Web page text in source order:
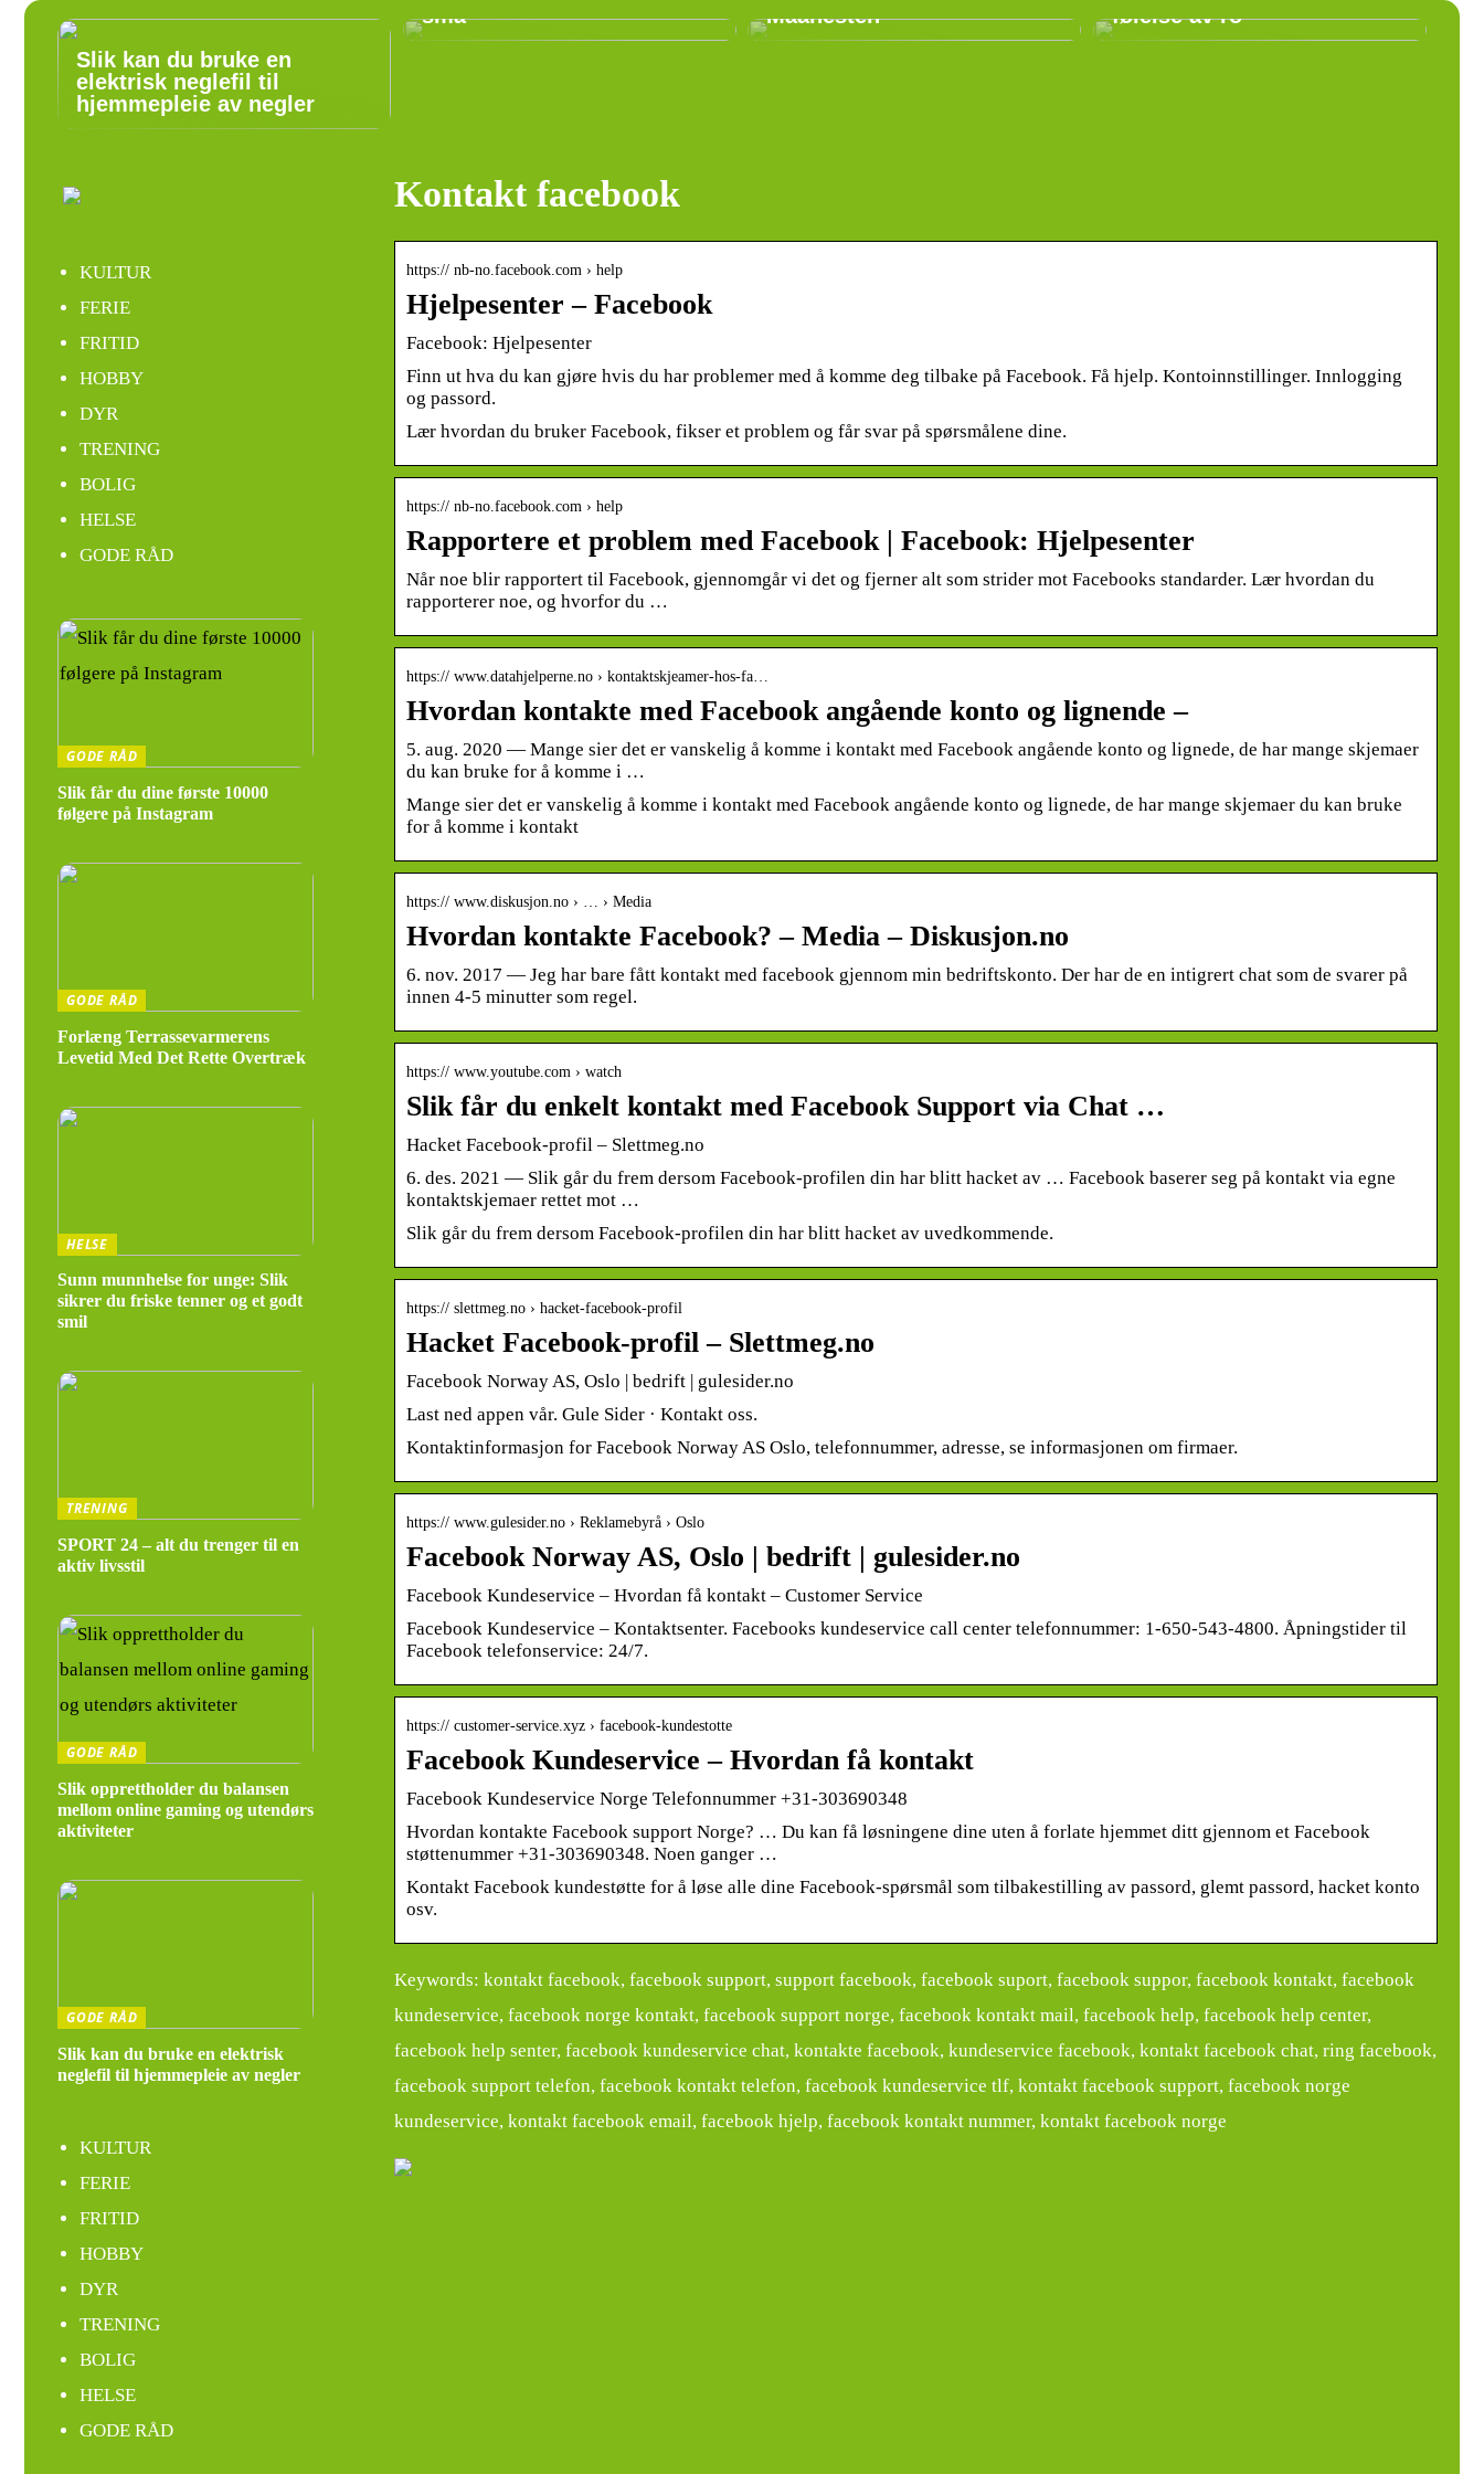
Slik kan du bruke en
elektrisk neglefil til
hjemmepleie av negler
små
Maanesten
følelse av ro
Kontakt facebook
https:// nb-no.facebook.com › help
Hjelpesenter – Facebook
Facebook: Hjelpesenter
Finn ut hva du kan gjøre hvis du har problemer med å komme deg tilbake på Facebook. Få hjelp. Kontoinnstillinger. Innlogging
og passord.
Lær hvordan du bruker Facebook, fikser et problem og får svar på spørsmålene dine.
https:// nb-no.facebook.com › help
Rapportere et problem med Facebook | Facebook: Hjelpesenter
Når noe blir rapportert til Facebook, gjennomgår vi det og fjerner alt som strider mot Facebooks standarder. Lær hvordan du
rapporterer noe, og hvorfor du …
https:// www.datahjelperne.no › kontaktskjeamer-hos-fa…
Hvordan kontakte med Facebook angående konto og lignende –
5. aug. 2020 — Mange sier det er vanskelig å komme i kontakt med Facebook angående konto og lignede, de har mange skjemaer
du kan bruke for å komme i …
Mange sier det er vanskelig å komme i kontakt med Facebook angående konto og lignede, de har mange skjemaer du kan bruke
for å komme i kontakt
https:// www.diskusjon.no › … › Media
Hvordan kontakte Facebook? – Media – Diskusjon.no
6. nov. 2017 — Jeg har bare fått kontakt med facebook gjennom min bedriftskonto. Der har de en intigrert chat som de svarer på
innen 4-5 minutter som regel.
https:// www.youtube.com › watch
Slik får du enkelt kontakt med Facebook Support via Chat …
Hacket Facebook-profil – Slettmeg.no
6. des. 2021 — Slik går du frem dersom Facebook-profilen din har blitt hacket av … Facebook baserer seg på kontakt via egne
kontaktskjemaer rettet mot …
Slik går du frem dersom Facebook-profilen din har blitt hacket av uvedkommende.
https:// slettmeg.no › hacket-facebook-profil
Hacket Facebook-profil – Slettmeg.no
Facebook Norway AS, Oslo | bedrift | gulesider.no
Last ned appen vår. Gule Sider · Kontakt oss.
Kontaktinformasjon for Facebook Norway AS Oslo, telefonnummer, adresse, se informasjonen om firmaer.
https:// www.gulesider.no › Reklamebyrå › Oslo
Facebook Norway AS, Oslo | bedrift | gulesider.no
Facebook Kundeservice – Hvordan få kontakt – Customer Service
Facebook Kundeservice – Kontaktsenter. Facebooks kundeservice call center telefonnummer: 1-650-543-4800. Åpningstider til
Facebook telefonservice: 24/7.
https:// customer-service.xyz › facebook-kundestotte
Facebook Kundeservice – Hvordan få kontakt
Facebook Kundeservice Norge Telefonnummer +31-303690348
Hvordan kontakte Facebook support Norge? … Du kan få løsningene dine uten å forlate hjemmet ditt gjennom et Facebook
støttenummer +31-303690348. Noen ganger …
Kontakt Facebook kundestøtte for å løse alle dine Facebook-spørsmål som tilbakestilling av passord, glemt passord, hacket konto
osv.
Keywords: kontakt facebook, facebook support, support facebook, facebook suport, facebook suppor, facebook kontakt, facebook
kundeservice, facebook norge kontakt, facebook support norge, facebook kontakt mail, facebook help, facebook help center,
facebook help senter, facebook kundeservice chat, kontakte facebook, kundeservice facebook, kontakt facebook chat, ring facebook,
facebook support telefon, facebook kontakt telefon, facebook kundeservice tlf, kontakt facebook support, facebook norge
kundeservice, kontakt facebook email, facebook hjelp, facebook kontakt nummer, kontakt facebook norge
KULTUR
FERIE
FRITID
HOBBY
DYR
TRENING
BOLIG
HELSE
GODE RÅD
GODE RÅD
Slik får du dine første 10000
følgere på Instagram
GODE RÅD
Forlæng Terrassevarmerens
Levetid Med Det Rette Overtræk
HELSE
Sunn munnhelse for unge: Slik
sikrer du friske tenner og et godt
smil
TRENING
SPORT 24 – alt du trenger til en
aktiv livsstil
GODE RÅD
Slik opprettholder du balansen
mellom online gaming og utendørs
aktiviteter
GODE RÅD
Slik kan du bruke en elektrisk
neglefil til hjemmepleie av negler
KULTUR
FERIE
FRITID
HOBBY
DYR
TRENING
BOLIG
HELSE
GODE RÅD